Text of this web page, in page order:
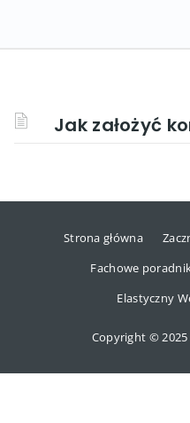
Jak założyć
Strona główna
Fachowe
Elastyczny
Copyright ©